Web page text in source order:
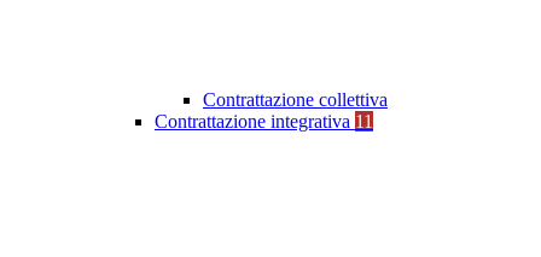
Contrattazione collettiva
Contrattazione integrativa 11